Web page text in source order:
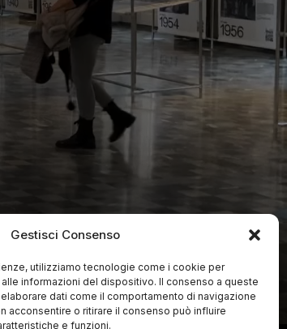
Gestisci Consenso
utilizziamo tecnologie come i cookie per
informazioni del dispositivo. Il consenso a queste
dati come il comportamento di navigazione
acconsentire o ritirare il consenso può influire
e funzioni.